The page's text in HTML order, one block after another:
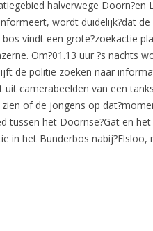
halverwege Doorn?en
wordt duidelijk?dat
vindt een grote?zoekactie
Om?01.13 uur ?s nachts
de politie zoeken naar
camerabeelden van een
of de jongens op
tussen het Doornse?Gat en
in het Bunderbos